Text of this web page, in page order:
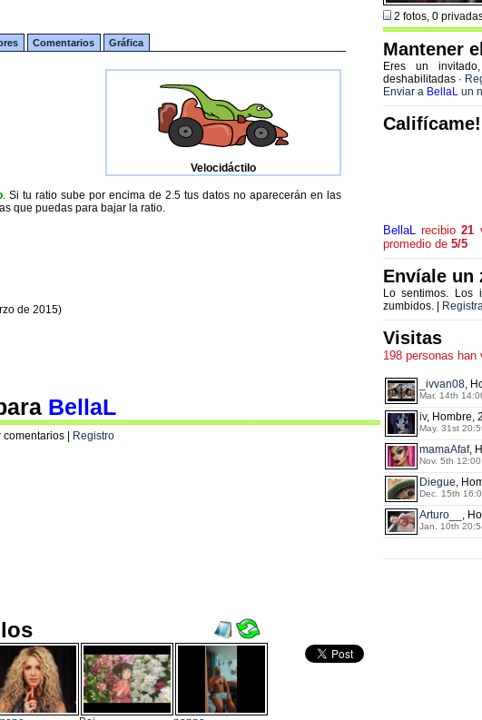
Comentarios Gráfica
Velocidáctilo
. Si tu ratio sube por encima de 2.5 tus datos no aparecerán en las
que puedas para bajar la ratio.
de 2015)
BellaL
| Registro
2 fotos, 0 privadas
Mantener
Eres un
deshabilitadas ·
Enviar a BellaLun
Califícame!
BellaLrecibio21
promedio de 5/5
Envíale un
Lo sentimos. Los
zumbidos. |
Visitas
198 personas han
_ivvan08,
Mar. 14th
iv, Hombre,
May. 31st
mamaAfaf,
Nov. 5th 12:00
Diegue,
Dec. 15th
Arturo__ ,
Jan. 10th